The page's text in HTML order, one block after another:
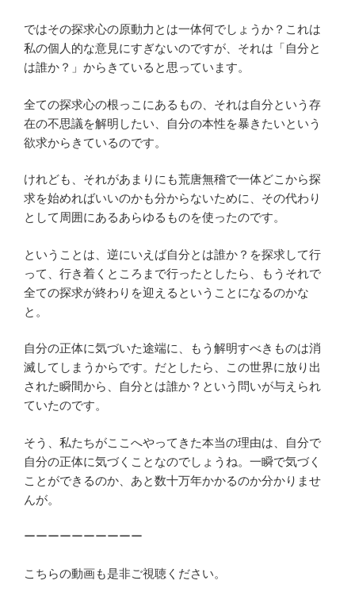
ではその探求心の原動力とは一体何でしょうか？これは
私の個人的な意見にすぎないのですが、それは「自分と
は誰か？」からきていると思っています。
全ての探求心の根っこにあるもの、それは自分という存
在の不思議を解明したい、自分の本性を暴きたいという
欲求からきているのです。
けれども、それがあまりにも荒唐無稽で一体どこから探
求を始めればいいのかも分からないために、その代わり
として周囲にあるあらゆるものを使ったのです。
ということは、逆にいえば自分とは誰か？を探求して行
って、行き着くところまで行ったとしたら、もうそれで
全ての探求が終わりを迎えるということになるのかな
と。
自分の正体に気づいた途端に、もう解明すべきものは消
滅してしまうからです。だとしたら、この世界に放り出
された瞬間から、自分とは誰か？という問いが与えられ
ていたのです。
そう、私たちがここへやってきた本当の理由は、自分で
自分の正体に気づくことなのでしょうね。一瞬で気づく
ことができるのか、あと数十万年かかるのか分かりませ
んが。
ーーーーーーーーーー
こちらの動画も是非ご視聴ください。